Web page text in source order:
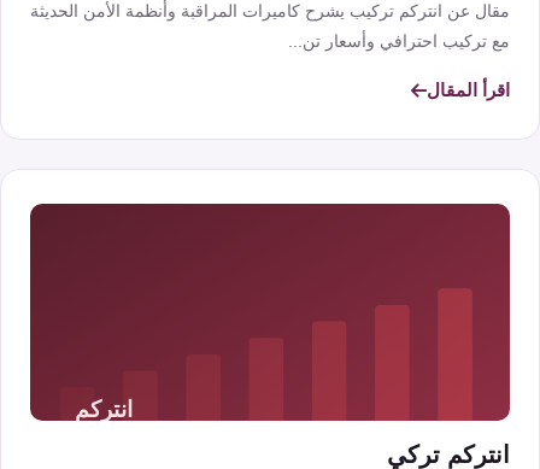
مقال عن انتركم تركيب يشرح كاميرات المراقبة وأنظمة الأمن الحديثة
مع تركيب احترافي وأسعار تن...
اقرأ المقال
انتركم تركي